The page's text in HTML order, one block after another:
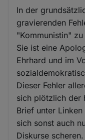
In der
gravierenden
"Kommunistin"
Sie ist eine
Ehrhard und im
Dieser Fehler
sich plötzlich der
Brief unter
sich sonst auch
Diskurse